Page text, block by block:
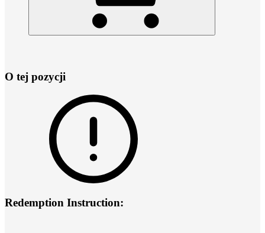
O tej pozycji
Redemption Instruction: